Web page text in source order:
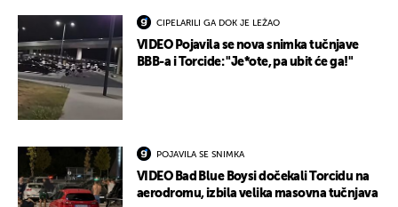
CIPELARILI GA DOK JE LEŽAO
VIDEO Pojavila se nova snimka tučnjave
BBB-a i Torcide: "Je*ote, pa ubit će ga!"
POJAVILA SE SNIMKA
VIDEO Bad Blue Boysi dočekali Torcidu na
aerodromu, izbila velika masovna tučnjava